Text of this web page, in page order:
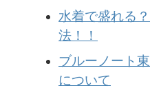
水着で盛れる
法！！
ブルーノート
について